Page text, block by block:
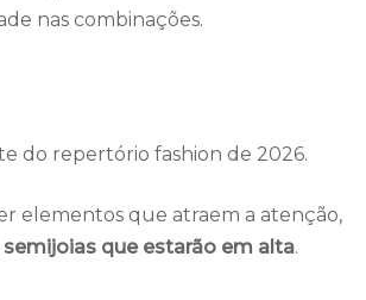
nas combinações.
do repertório fashion de 2026.
elementos que atraem a atenção,
que estarão em alta.